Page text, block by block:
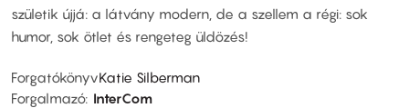
születik újjá: a látvány modern, de a szellem a régi: sok
humor, sok ötlet és rengeteg üldözés!
ForgatókönyvKatie Silberman
Forgalmazó InterCom